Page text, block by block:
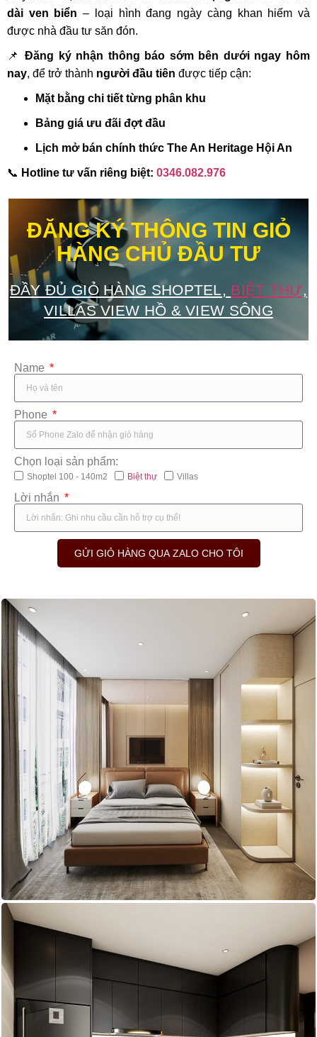
dài ven biển – loại hình đang ngày càng khan hiếm và
được nhà đầu tư săn đón.
📌Đăng ký nhận thông báo sớm bên dưới ngay hôm
nay, để trở thành người đầu tiên được tiếp cận:
Mặt bằng chi tiết từng phân khu
Bảng giá ưu đãi đợt đầu
Lịch mở bán chính thức The An Heritage Hội An
📞 Hotline tư vấn riêng biệt: 0346.082.976
ĐĂNG KÝ THÔNG TIN GIỎ
HÀNG CHỦ ĐẦU TƯ
ĐẦY ĐỦ GIỎ HÀNG SHOPTEL, BIỆT THỰ,
VILLAS VIEW HỒ & VIEW SÔNG
Name
Phone
Chọn loại sản phẩm:
Shoptel 100 - 140m2 Biệt thự Villas
Lời nhắn
GỬI GIỎ HÀNG QUA ZALO CHO TÔI